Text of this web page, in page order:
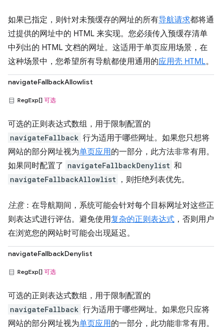
如果已指定，则针对未预缓存的网址的所有导航请求都将通
过提供的网址中的 HTML 来实现。您必须传入预缓存清单
中列出的 HTML 文档的网址。这适用于单页应用场景，在
这种场景中，您希望所有导航都使用通用的应用壳 HTML。
navigateFallbackAllowlist
RegExp[] 可选
可选的正则表达式数组，用于限制配置的
navigateFallback 行为适用于哪些网址。如果您只想将
网站的部分网址视为单页应用的一部分，此方法非常有用。
如果同时配置了 navigateFallbackDenylist 和
navigateFallbackAllowlist ，则拒绝列表优先。
注意：在导航期间，系统可能会针对每个目标网址对这些正
则表达式进行评估。避免使用复杂的正则表达式 ，否则用户
在浏览您的网站时可能会出现延迟。
navigateFallbackDenylist
RegExp[] 可选
可选的正则表达式数组，用于限制配置的
navigateFallback 行为适用于哪些网址。如果您只应将
网站的部分网址视为单页应用的一部分，此功能非常有用。